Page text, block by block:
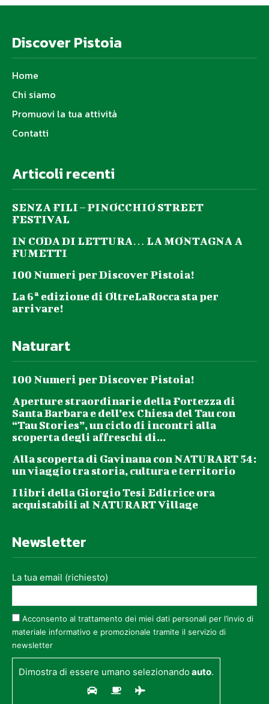
Discover Pistoia
Home
Chi siamo
Promuovi la tua attività
Contatti
Articoli recenti
SENZA FILI – PINOCCHIO STREET
FESTIVAL
IN CODA DI LETTURA… LA MONTAGNA A
FUMETTI
100 Numeri per Discover Pistoia!
La 6ª edizione di OltreLaRocca sta per
arrivare!
Naturart
100 Numeri per Discover Pistoia!
Aperture straordinarie della Fortezza di
Santa Barbara e dell’ex Chiesa del Tau con
“Tau Stories”, un ciclo di incontri alla
scoperta degli affreschi di...
Alla scoperta di Gavinana con NATURART 54:
un viaggio tra storia, cultura e territorio
I libri della Giorgio Tesi Editrice ora
acquistabili al NATURART Village
Newsletter
La tua email (richiesto)
Acconsento al trattamento dei miei dati personali per l’invio di
materiale informativo e promozionale tramite il servizio di
newsletter
Dimostra di essere umano selezionandoauto.